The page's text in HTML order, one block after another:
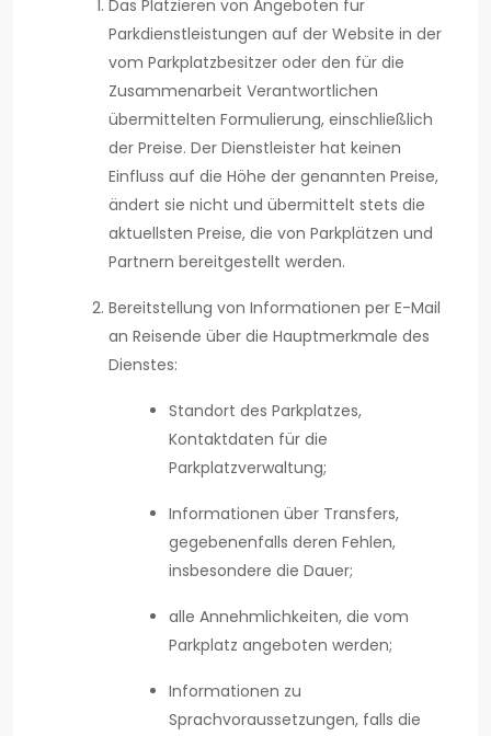
Das Platzieren von Angeboten für
Parkdienstleistungen auf der Website in der
vom Parkplatzbesitzer oder den für die
Zusammenarbeit Verantwortlichen
übermittelten Formulierung, einschließlich
der Preise. Der Dienstleister hat keinen
Einfluss auf die Höhe der genannten Preise,
ändert sie nicht und übermittelt stets die
aktuellsten Preise, die von Parkplätzen und
Partnern bereitgestellt werden.
Bereitstellung von Informationen per E-Mail
an Reisende über die Hauptmerkmale des
Dienstes:
Standort des Parkplatzes,
Kontaktdaten für die
Parkplatzverwaltung;
Informationen über Transfers,
gegebenenfalls deren Fehlen,
insbesondere die Dauer;
alle Annehmlichkeiten, die vom
Parkplatz angeboten werden;
Informationen zu
Sprachvoraussetzungen, falls die